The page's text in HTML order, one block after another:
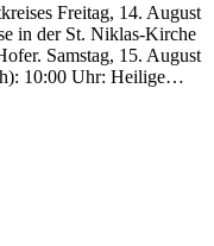
Freitag, 14. August
in der St. Niklas-Kirche
Samstag, 15. August
10:00 Uhr: Heilige…